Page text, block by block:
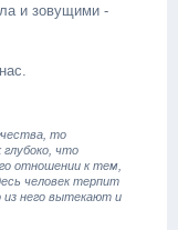
и зовущими -
то
что
отношении к тем,
человек терпит
из него вытекают и